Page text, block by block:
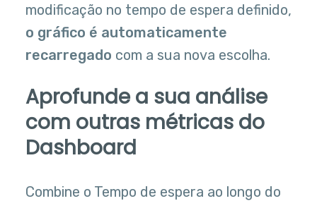
modificação no tempo de espera definido,
o gráfico é automaticamente
recarregado com a sua nova escolha.
Aprofunde a sua análise
com outras métricas do
Dashboard
Combine o Tempo de espera ao longo do